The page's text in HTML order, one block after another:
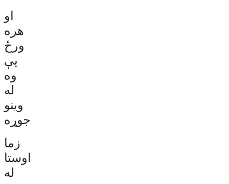
او
هره
ورځ
يې
وه
له
وینو
جوړه
زما
اوستا
له